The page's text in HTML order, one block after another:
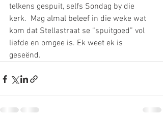
telkens gespuit, selfs Sondag by die
kerk.  Mag almal beleef in die weke wat
kom dat Stellastraat se “spuitgoed” vol
liefde en omgee is. Ek weet ek is
geseënd.